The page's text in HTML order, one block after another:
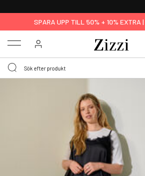
SPARA UPP TILL 50% + 10% EXTRA |
Menu